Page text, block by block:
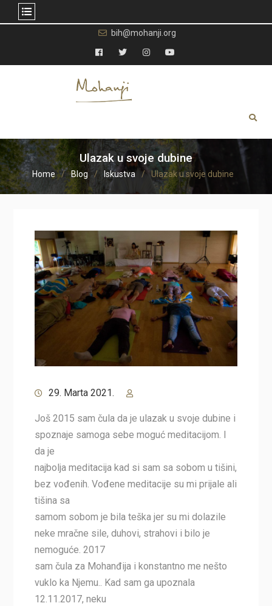
content
bih@mohanji.org
Facebook
TwitterInstagramYouTube
Ulazak u svoje dubine
Home Blog Iskustva Ulazak u svoje dubine
29. Marta 2021.
Još 2015 sam čula da je ulazak u svoje dubine i
spoznaje samoga sebe moguć meditacijom. I
da je
najbolja meditacija kad si sam sa sobom u tišini,
bez vođenih. Vođene meditacije su mi prijale ali
tišina sa
samom sobom je bila teška jer su mi dolazile
neke mračne sile, duhovi, strahovi i bilo je
nemoguće. 2017
sam čula za Mohanđija i konstantno me nešto
vuklo ka Njemu.. Kad sam ga upoznala
12.11.2017, neku